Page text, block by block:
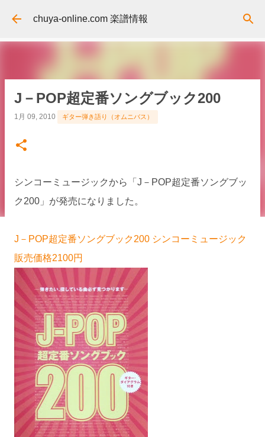
スキップしてメイン コンテンツに移動
chuya-online.com 楽譜情報
J－POP超定番ソングブック200
1月 09, 2010 ギター弾き語り（オムニバス）
シンコーミュージックから「J－POP超定番ソングブッ
ク200」が発売になりました。
J－POP超定番ソングブック200 シンコーミュージック
販売価格2100円